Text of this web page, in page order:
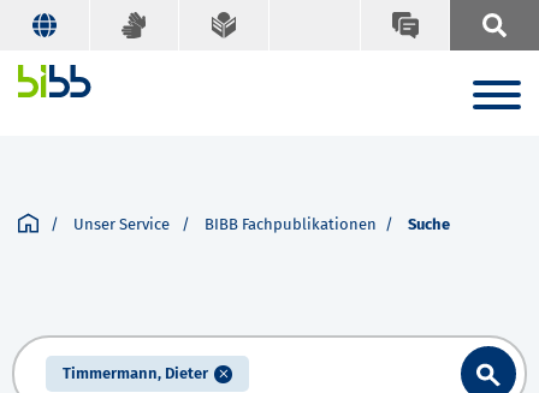
Unser Service BIBB Fachpublikationen Suche
Timmermann, Dieter